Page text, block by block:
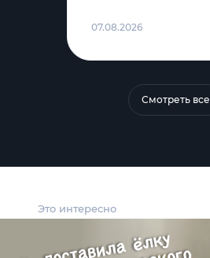
Это интересно
07.08.2026
Смотреть все